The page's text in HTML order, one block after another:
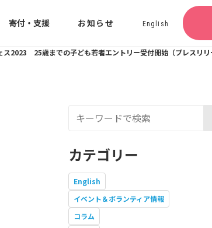
寄付・支援 お知らせ English
2023 25歳までの子ども若者エントリー受付開始（プレスリリ
カテゴリー
English
イベント＆ボランティア情報
コラム